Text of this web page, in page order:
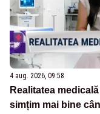
4 aug. 2026, 09:58
Realitatea
simțim mai bine